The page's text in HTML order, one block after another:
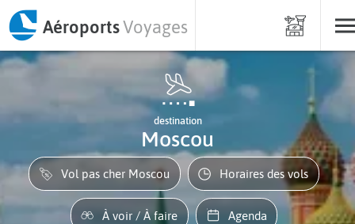
AéroportsVoyages
destination
Moscou
Vol pas cher Moscou Horaires des vols
À voir / À faire Agenda